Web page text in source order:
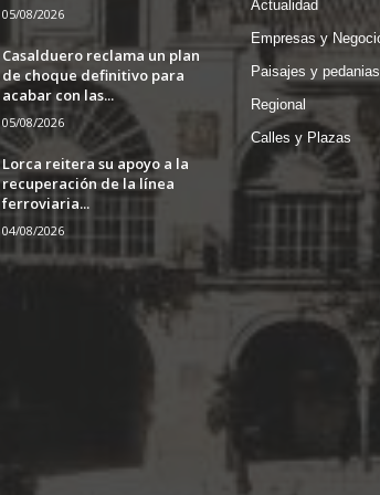
05/08/2026
Casalduero reclama un plan
de choque definitivo para
acabar con las...
05/08/2026
Lorca reitera su apoyo a la
recuperación de la línea
ferroviaria...
04/08/2026
Actualidad
Empresas y
Paisajes y pedanias
Regional
Calles y Plazas